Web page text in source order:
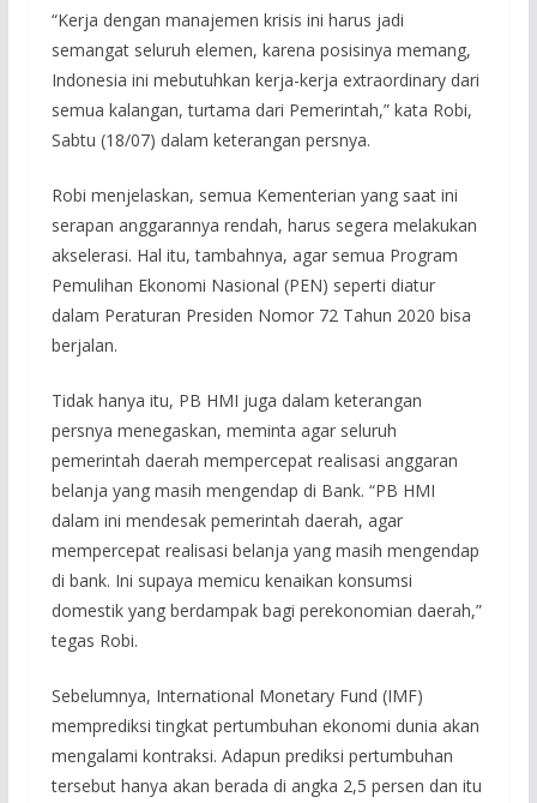
“Kerja dengan manajemen krisis ini harus jadi
semangat seluruh elemen, karena posisinya memang,
Indonesia ini mebutuhkan kerja-kerja extraordinary dari
semua kalangan, turtama dari Pemerintah,” kata Robi,
Sabtu (18/07) dalam keterangan persnya.
Robi menjelaskan, semua Kementerian yang saat ini
serapan anggarannya rendah, harus segera melakukan
akselerasi. Hal itu, tambahnya, agar semua Program
Pemulihan Ekonomi Nasional (PEN) seperti diatur
dalam Peraturan Presiden Nomor 72 Tahun 2020 bisa
berjalan.
Tidak hanya itu, PB HMI juga dalam keterangan
persnya menegaskan, meminta agar seluruh
pemerintah daerah mempercepat realisasi anggaran
belanja yang masih mengendap di Bank. “PB HMI
dalam ini mendesak pemerintah daerah, agar
mempercepat realisasi belanja yang masih mengendap
di bank. Ini supaya memicu kenaikan konsumsi
domestik yang berdampak bagi perekonomian daerah,”
tegas Robi.
Sebelumnya, International Monetary Fund (IMF)
memprediksi tingkat pertumbuhan ekonomi dunia akan
mengalami kontraksi. Adapun prediksi pertumbuhan
tersebut hanya akan berada di angka 2,5 persen dan itu